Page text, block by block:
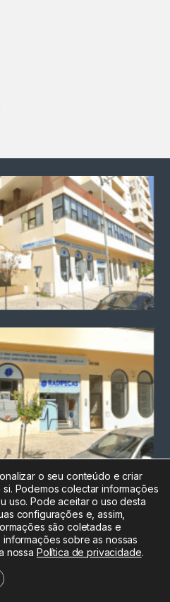
a rede fixa
212
047
212
044
o seu conteúdo e criar
Podemos colectar informações
uso. Pode aceitar o uso desta
configurações e, assim,
são coletadas e
sobre as nossas
nossa Política de privacidade.